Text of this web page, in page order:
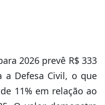
2026 prevê R$ 333
a Defesa Civil, o que
11% em relação ao